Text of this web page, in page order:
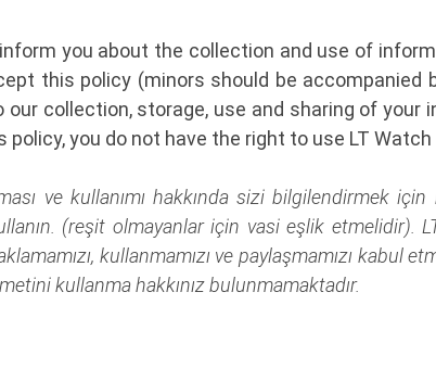
you about the collection and use of
this policy (minors should be accompanied
collection, storage, use and sharing of
you do not have the right to use LT
ve kullanımı hakkında sizi bilgilendirmek
(reşit olmayanlar için vasi eşlik
kullanmamızı ve paylaşmamızı kabul
kullanma hakkınız bulunmamaktadır.